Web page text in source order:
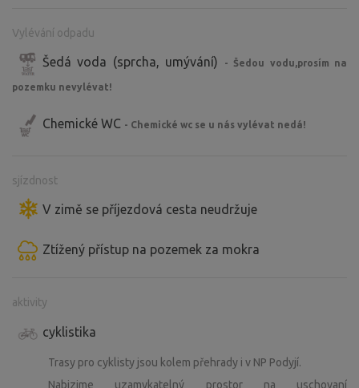
Vylévání odpadu
Šedá voda (sprcha, umývání) - Šedou vodu,prosím na
pozemku nevylévat!
Chemické WC - Chemické wc se u nás vylévat nedá!
sjízdnost
V zimě se příjezdová cesta neudržuje
Ztížený přístup na pozemek za mokra
aktivity
cyklistika
Trasy pro cyklisty jsou kolem přehrady i v NP Podyjí.
Nabizime uzamykatelný prostor na uschovaní